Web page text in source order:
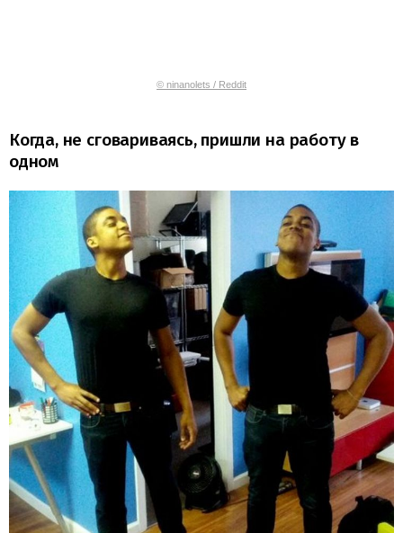
© ninanolets / Reddit
Когда, не сговариваясь, пришли на работу в
одном